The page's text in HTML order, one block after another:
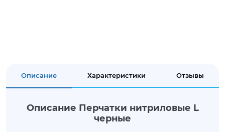
Описание Характеристики Отзывы
Описание Перчатки нитриловые L
черные